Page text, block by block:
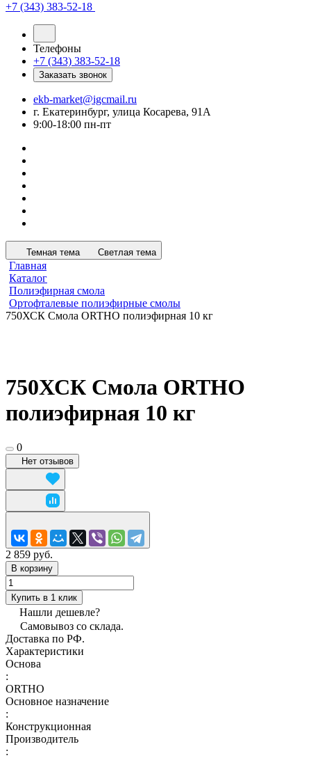
+7 (343) 383-52-18
Телефоны
+7 (343) 383-52-18
Заказать звонок
ekb-market@igcmail.ru
г. Екатеринбург, улица Косарева, 91А
9:00-18:00 пн-пт
Темная тема Светлая тема
Главная
Каталог
Полиэфирная смола
Ортофталевые полиэфирные смолы
750ХСК Смола ORTHO полиэфирная 10 кг
750ХСК Смола ORTHO
полиэфирная 10 кг
0
Нет отзывов
2 859 руб.
В корзину
Купить в 1 клик
Нашли дешевле?
Самовывоз со склада.
Доставка по РФ.
Характеристики
Основа
:
ORTHO
Основное назначение
:
Конструкционная
Производитель
: